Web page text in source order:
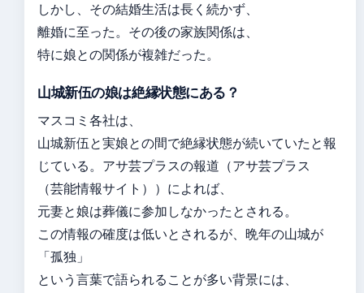
しかし、その結婚生活は長く続かず、
離婚に至った。その後の家族関係は、
特に娘との関係が複雑だった。
山城新伍の娘は絶縁状態にある？
マスコミ各社は、
山城新伍と実娘との間で絶縁状態が続いていたと報
じている。アサ芸プラスの報道（アサ芸プラス
（芸能情報サイト））によれば、
元妻と娘は葬儀に参加しなかったとされる。
この情報の確度は低いとされるが、晩年の山城が
「孤独」
という言葉で語られることが多い背景には、